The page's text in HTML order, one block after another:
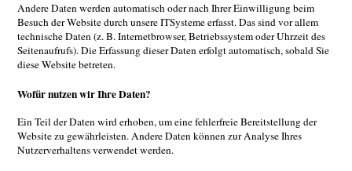
Andere Daten werden automatisch oder nach Ihrer Einwilligung beim
Besuch der Website durch unsere ITSysteme erfasst. Das sind vor allem
technische Daten (z. B. Internetbrowser, Betriebssystem oder Uhrzeit des
Seitenaufrufs). Die Erfassung dieser Daten erfolgt automatisch, sobald Sie
diese Website betreten.
Wofür nutzen wir Ihre Daten?
Ein Teil der Daten wird erhoben, um eine fehlerfreie Bereitstellung der
Website zu gewährleisten. Andere Daten können zur Analyse Ihres
Nutzerverhaltens verwendet werden.